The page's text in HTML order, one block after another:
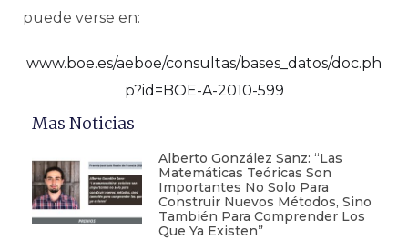
puede verse en:
www.boe.es/aeboe/consultas/bases_datos/doc.ph
p?id=BOE-A-2010-599
Mas Noticias
Alberto González Sanz: “Las
Matemáticas Teóricas Son
Importantes No Solo Para
Construir Nuevos Métodos, Sino
También Para Comprender Los
Que Ya Existen”